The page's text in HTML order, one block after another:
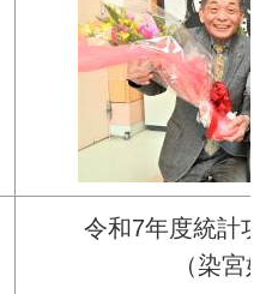
令和7年度統計
（染宮